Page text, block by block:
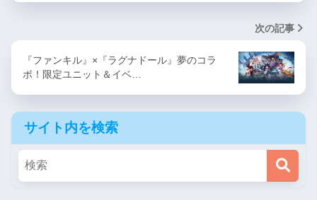
次の記事
『ファンキル』×『ラグナドール』夢のコラ
ボ！限定ユニット＆イベ…
サイト内を検索